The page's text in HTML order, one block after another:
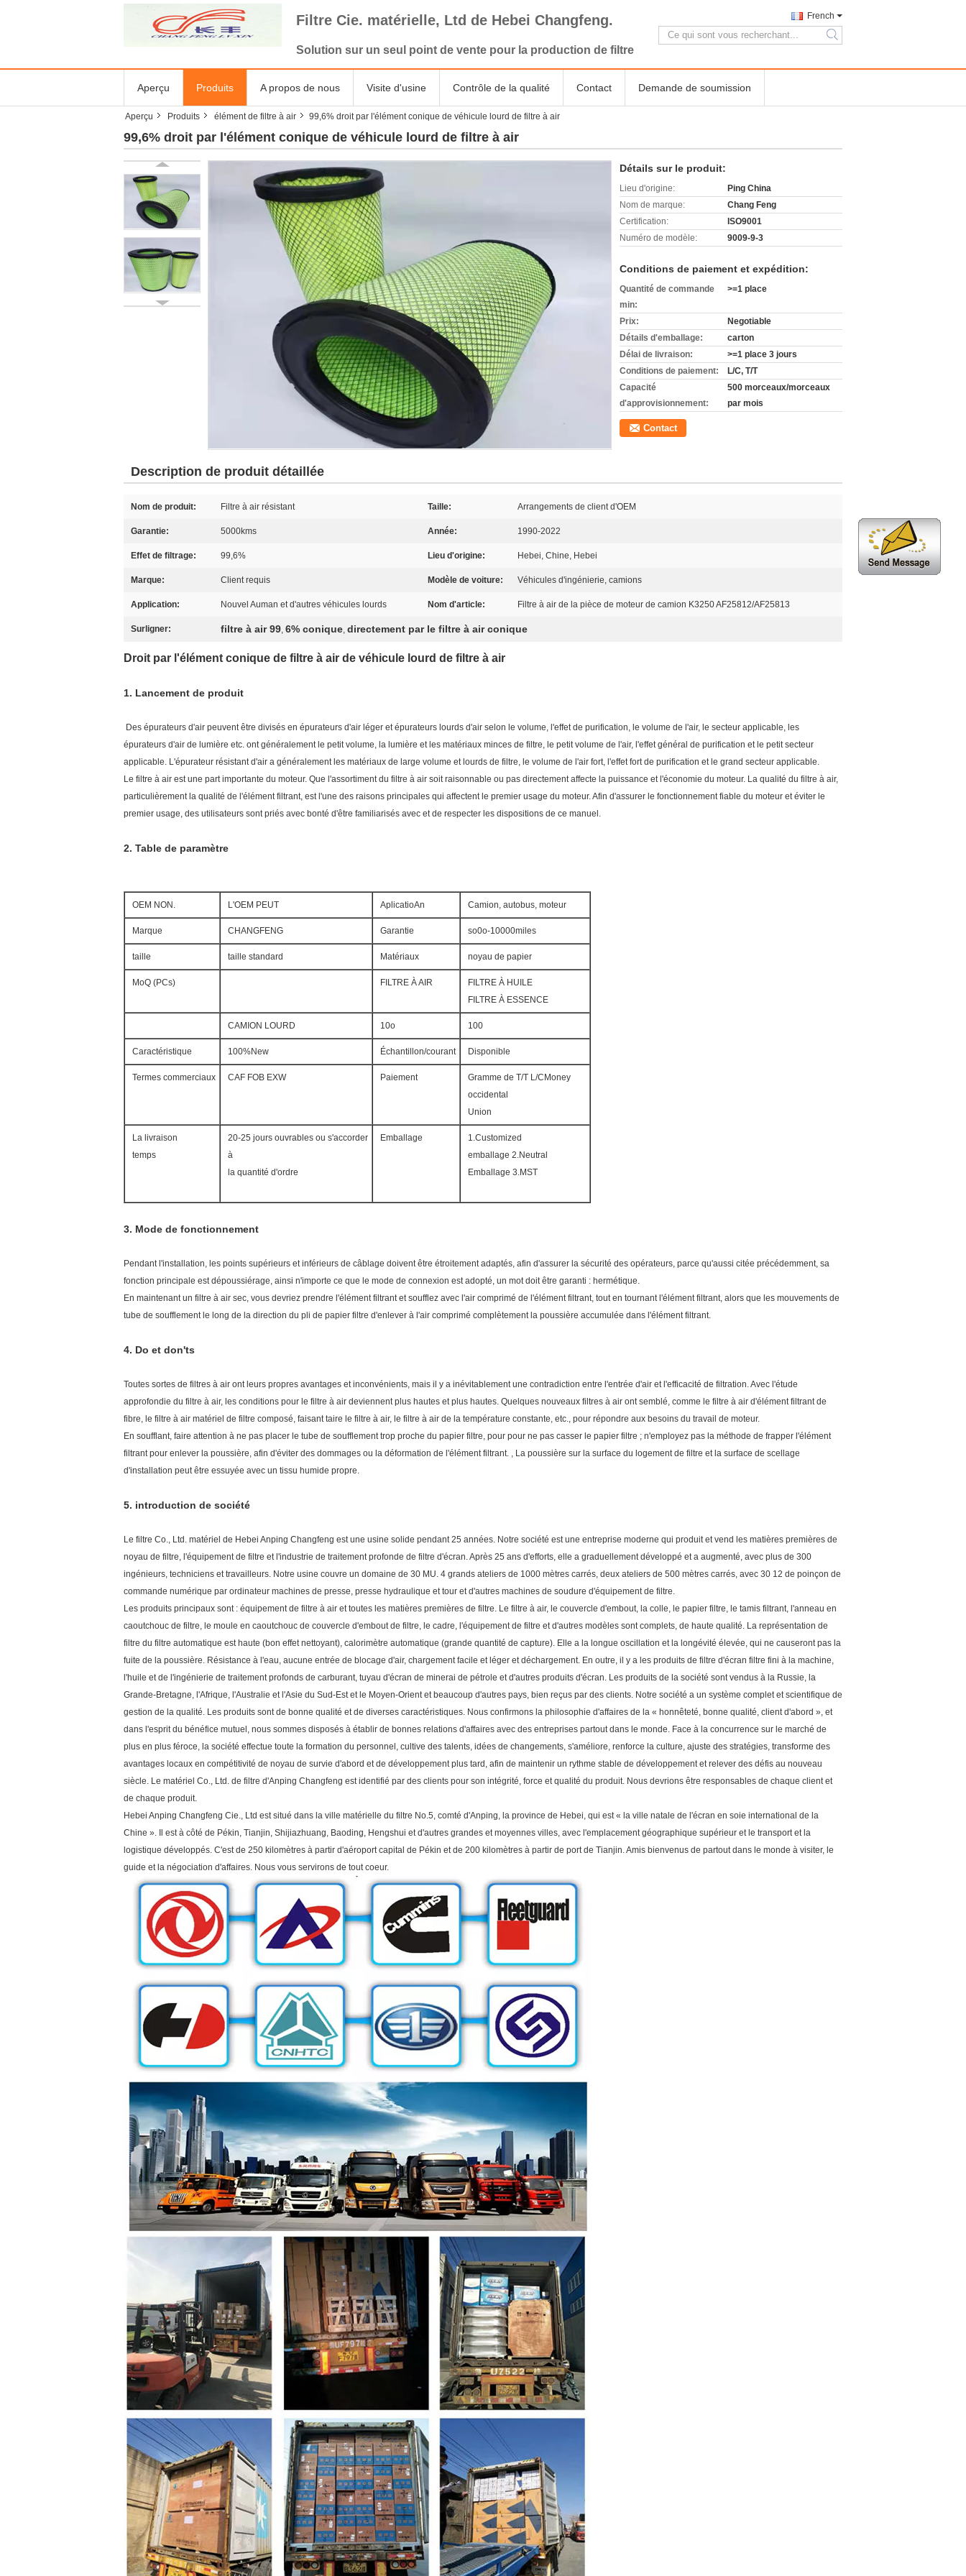
Filtre Cie. matérielle, Ltd de Hebei Changfeng.
Solution sur un seul point de vente pour la production de filtre
French
search
Aperçu Produits A propos de nous Visite d'usine Contrôle de la qualité Contact Demande de soumission
Aperçu Produits élément de filtre à air 99,6% droit par l'élément conique de véhicule lourd de filtre à air
99,6% droit par l'élément conique de véhicule lourd de filtre à air
Détails sur le produit:
Lieu d'origine:
Ping China
Nom de marque:
Chang Feng
Certification:
ISO9001
Numéro de modèle:
9009-9-3
Conditions de paiement et expédition:
Quantité de commande
min:
>=1 place
Prix:
Negotiable
Détails d'emballage:
carton
Délai de livraison:
>=1 place 3 jours
Conditions de paiement:
L/C, T/T
Capacité
d'approvisionnement:
500 morceaux/morceaux
par mois
Contact
Description de produit détaillée
Nom de produit: Filtre à air résistant Taille: Arrangements de client d'OEM
Garantie: 5000kms Année: 1990-2022
Effet de filtrage: 99,6% Lieu d'origine: Hebei, Chine, Hebei
Marque: Client requis Modèle de voiture: Véhicules d'ingénierie, camions
Application: Nouvel Auman et d'autres véhicules lourds Nom d'article: Filtre à air de la pièce de moteur de camion K3250 AF25812/AF25813
Surligner: filtre à air 99, 6% conique, directement par le filtre à air conique
Droit par l'élément conique de filtre à air de véhicule lourd de filtre à air
1. Lancement de produit
Des épurateurs d'air peuvent être divisés en épurateurs d'air léger et épurateurs lourds d'air selon le volume, l'effet de purification, le volume de l'air, le secteur applicable, les
épurateurs d'air de lumière etc. ont généralement le petit volume, la lumière et les matériaux minces de filtre, le petit volume de l'air, l'effet général de purification et le petit secteur
applicable. L'épurateur résistant d'air a généralement les matériaux de large volume et lourds de filtre, le volume de l'air fort, l'effet fort de purification et le grand secteur applicable.
Le filtre à air est une part importante du moteur. Que l'assortiment du filtre à air soit raisonnable ou pas directement affecte la puissance et l'économie du moteur. La qualité du filtre à air,
particulièrement la qualité de l'élément filtrant, est l'une des raisons principales qui affectent le premier usage du moteur. Afin d'assurer le fonctionnement fiable du moteur et éviter le
premier usage, des utilisateurs sont priés avec bonté d'être familiarisés avec et de respecter les dispositions de ce manuel.
2. Table de paramètre
OEM NON. L'OEM PEUT AplicatioAn Camion, autobus, moteur
Marque CHANGFENG Garantie so0o-10000miles
taille taille standard Matériaux noyau de papier
MoQ (PCs) FILTRE À AIR
FILTRE À HUILE
FILTRE À ESSENCE
CAMION LOURD 10o 100
Caractéristique 100%New Échantillon/courant Disponible
Termes commerciaux CAF FOB EXW Paiement
Gramme de T/T L/CMoney
occidental
Union
La livraison
temps
20-25 jours ouvrables ou s'accorder
à
la quantité d'ordre
Emballage
1.Customized
emballage 2.Neutral
Emballage 3.MST
3. Mode de fonctionnement
Pendant l'installation, les points supérieurs et inférieurs de câblage doivent être étroitement adaptés, afin d'assurer la sécurité des opérateurs, parce qu'aussi citée précédemment, sa
fonction principale est dépoussiérage, ainsi n'importe ce que le mode de connexion est adopté, un mot doit être garanti : hermétique.
En maintenant un filtre à air sec, vous devriez prendre l'élément filtrant et soufflez avec l'air comprimé de l'élément filtrant, tout en tournant l'élément filtrant, alors que les mouvements de
tube de soufflement le long de la direction du pli de papier filtre d'enlever à l'air comprimé complètement la poussière accumulée dans l'élément filtrant.
4. Do et don'ts
Toutes sortes de filtres à air ont leurs propres avantages et inconvénients, mais il y a inévitablement une contradiction entre l'entrée d'air et l'efficacité de filtration. Avec l'étude
approfondie du filtre à air, les conditions pour le filtre à air deviennent plus hautes et plus hautes. Quelques nouveaux filtres à air ont semblé, comme le filtre à air d'élément filtrant de
fibre, le filtre à air matériel de filtre composé, faisant taire le filtre à air, le filtre à air de la température constante, etc., pour répondre aux besoins du travail de moteur.
En soufflant, faire attention à ne pas placer le tube de soufflement trop proche du papier filtre, pour pour ne pas casser le papier filtre ; n'employez pas la méthode de frapper l'élément
filtrant pour enlever la poussière, afin d'éviter des dommages ou la déformation de l'élément filtrant. , La poussière sur la surface du logement de filtre et la surface de scellage
d'installation peut être essuyée avec un tissu humide propre.
5. introduction de société
Le filtre Co., Ltd. matériel de Hebei Anping Changfeng est une usine solide pendant 25 années. Notre société est une entreprise moderne qui produit et vend les matières premières de
noyau de filtre, l'équipement de filtre et l'industrie de traitement profonde de filtre d'écran. Après 25 ans d'efforts, elle a graduellement développé et a augmenté, avec plus de 300
ingénieurs, techniciens et travailleurs. Notre usine couvre un domaine de 30 MU. 4 grands ateliers de 1000 mètres carrés, deux ateliers de 500 mètres carrés, avec 30 12 de poinçon de
commande numérique par ordinateur machines de presse, presse hydraulique et tour et d'autres machines de soudure d'équipement de filtre.
Les produits principaux sont : équipement de filtre à air et toutes les matières premières de filtre. Le filtre à air, le couvercle d'embout, la colle, le papier filtre, le tamis filtrant, l'anneau en
caoutchouc de filtre, le moule en caoutchouc de couvercle d'embout de filtre, le cadre, l'équipement de filtre et d'autres modèles sont complets, de haute qualité. La représentation de
filtre du filtre automatique est haute (bon effet nettoyant), calorimètre automatique (grande quantité de capture). Elle a la longue oscillation et la longévité élevée, qui ne causeront pas la
fuite de la poussière. Résistance à l'eau, aucune entrée de blocage d'air, chargement facile et léger et déchargement. En outre, il y a les produits de filtre d'écran filtre fini à la machine,
l'huile et de l'ingénierie de traitement profonds de carburant, tuyau d'écran de minerai de pétrole et d'autres produits d'écran. Les produits de la société sont vendus à la Russie, la
Grande-Bretagne, l'Afrique, l'Australie et l'Asie du Sud-Est et le Moyen-Orient et beaucoup d'autres pays, bien reçus par des clients. Notre société a un système complet et scientifique de
gestion de la qualité. Les produits sont de bonne qualité et de diverses caractéristiques. Nous confirmons la philosophie d'affaires de la « honnêteté, bonne qualité, client d'abord », et
dans l'esprit du bénéfice mutuel, nous sommes disposés à établir de bonnes relations d'affaires avec des entreprises partout dans le monde. Face à la concurrence sur le marché de
plus en plus féroce, la société effectue toute la formation du personnel, cultive des talents, idées de changements, s'améliore, renforce la culture, ajuste des stratégies, transforme des
avantages locaux en compétitivité de noyau de survie d'abord et de développement plus tard, afin de maintenir un rythme stable de développement et relever des défis au nouveau
siècle. Le matériel Co., Ltd. de filtre d'Anping Changfeng est identifié par des clients pour son intégrité, force et qualité du produit. Nous devrions être responsables de chaque client et
de chaque produit.
Hebei Anping Changfeng Cie., Ltd est situé dans la ville matérielle du filtre No.5, comté d'Anping, la province de Hebei, qui est « la ville natale de l'écran en soie international de la
Chine ». Il est à côté de Pékin, Tianjin, Shijiazhuang, Baoding, Hengshui et d'autres grandes et moyennes villes, avec l'emplacement géographique supérieur et le transport et la
logistique développés. C'est de 250 kilomètres à partir d'aéroport capital de Pékin et de 200 kilomètres à partir de port de Tianjin. Amis bienvenus de partout dans le monde à visiter, le
guide et la négociation d'affaires. Nous vous servirons de tout coeur.